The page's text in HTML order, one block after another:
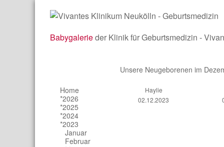
Babygalerieder Klinik für Geburtsmedizin -
Home
*2026
*2025
*2024
*2023
Januar
Februar
Unsere Neugeborenen im
Haylie
02.12.2023